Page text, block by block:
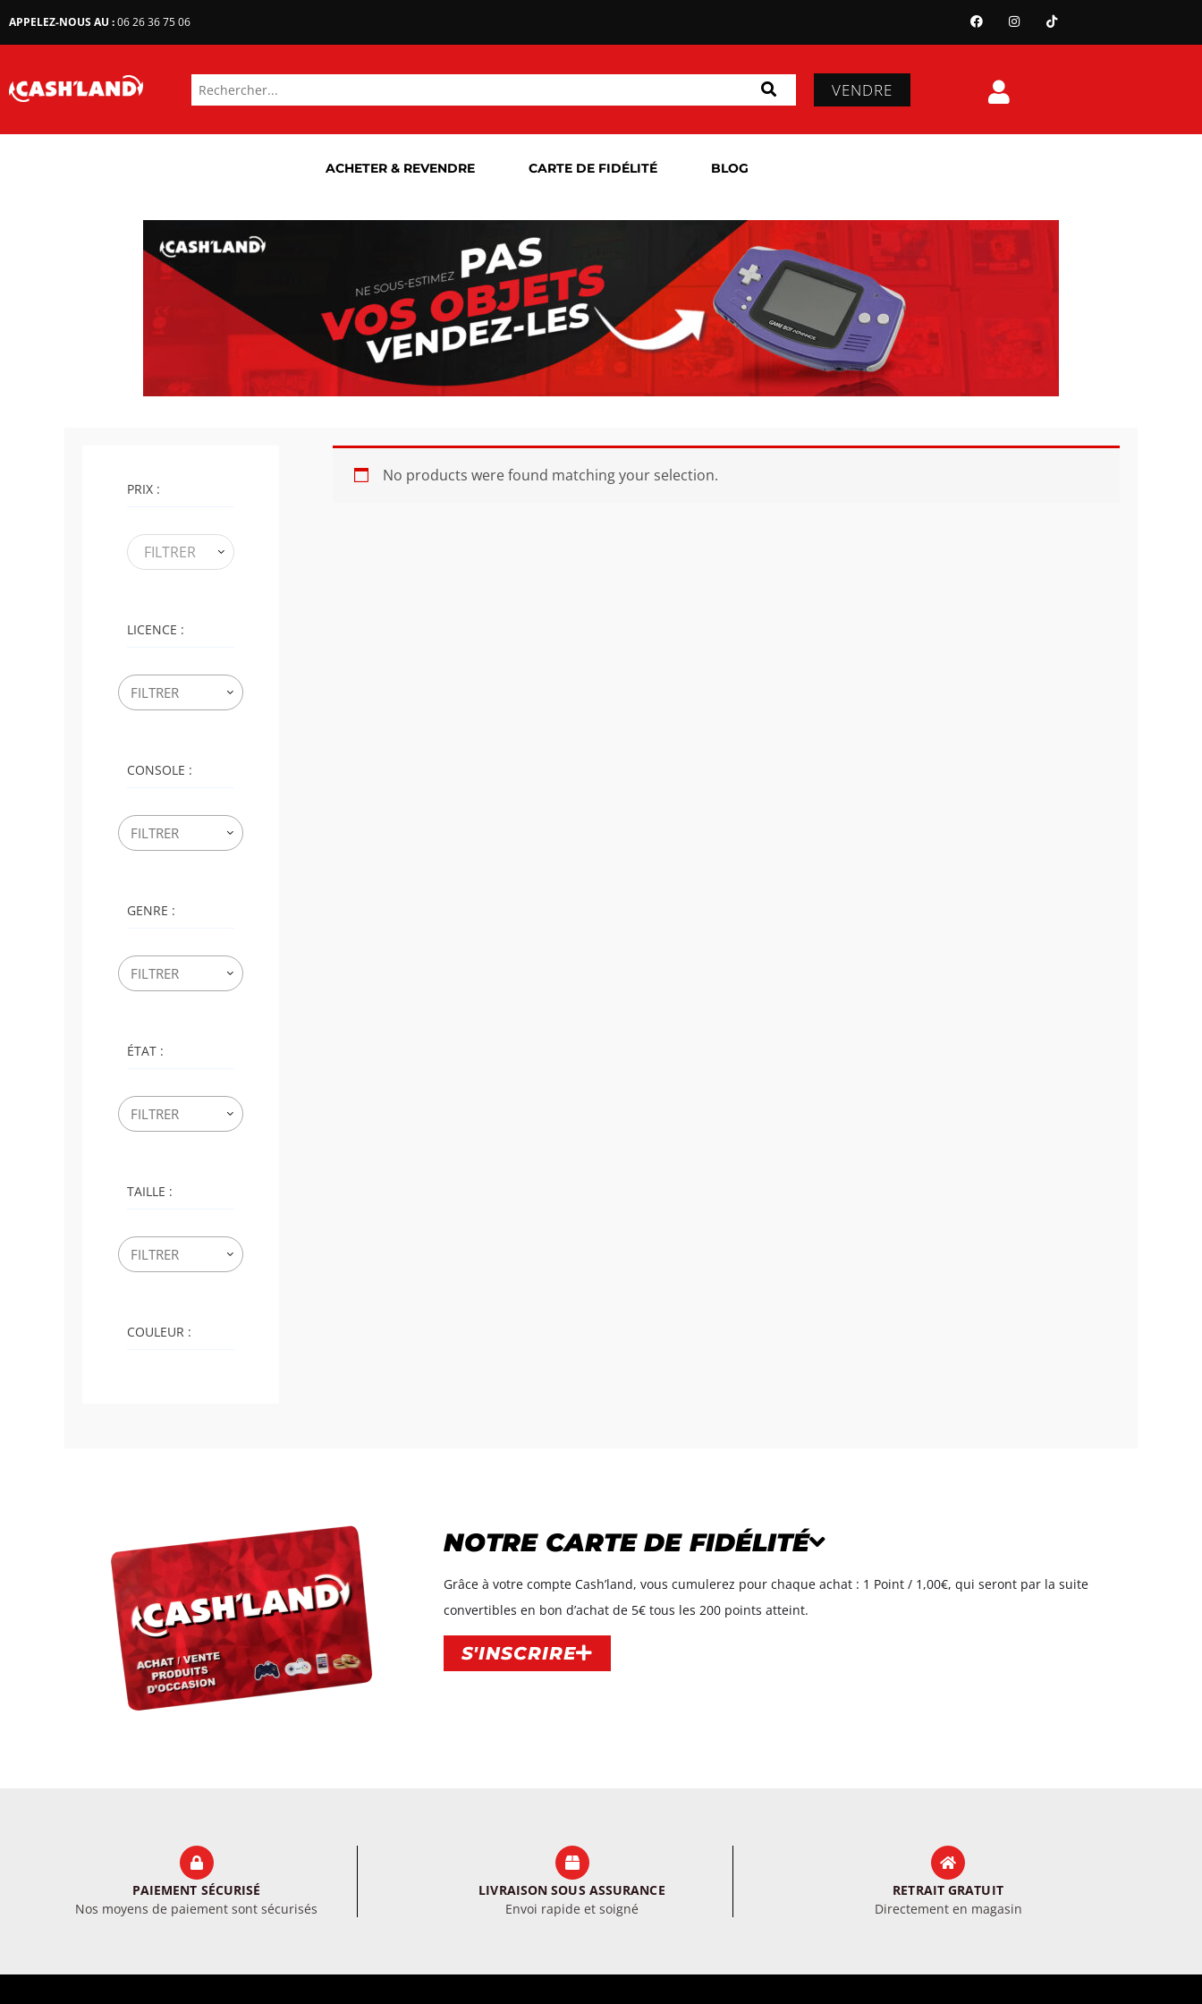
APPELEZ-NOUS AU :06 26 36 75 06
VENDRE
ACHETER & REVENDRE CARTE DE FIDÉLITÉ BLOG
PRIX :
FILTRER
LICENCE :
CONSOLE :
GENRE :
ÉTAT :
TAILLE :
COULEUR :
No products were found matching your selection.
NOTRE CARTE DE FIDÉLITÉ
Grâce à votre compte Cash’land, vous cumulerez pour chaque achat : 1 Point / 1,00€, qui seront par la suite
convertibles en bon d’achat de 5€ tous les 200 points atteint.​
S'INSCRIRE
PAIEMENT SÉCURISÉ
Nos moyens de paiement sont sécurisés
LIVRAISON SOUS ASSURANCE
Envoi rapide et soigné
RETRAIT GRATUIT
Directement en magasin